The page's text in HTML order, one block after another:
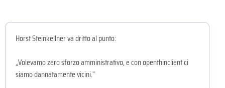
Horst Steinkellner va dritto al punto:
„Volevamo zero sforzo amministrativo, e con openthinclient ci
siamo dannatamente vicini.“